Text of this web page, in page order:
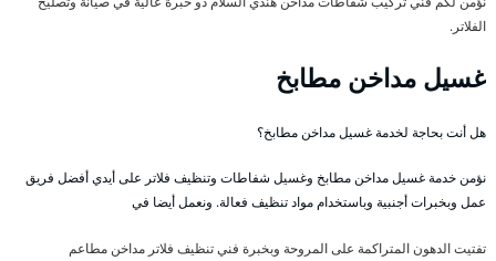
الفلاتر.
غسيل مداخن مطابخ
هل أنت بحاجة لخدمة غسيل مداخن مطابخ؟
نؤمن خدمة غسيل مداخن مطابخ وغسيل شفاطات وتنظيف فلاتر على أيدي أفضل فريق
عمل وبخبرات أجنبية وباستخدام مواد تنظيف فعالة. ونعمل أيضا في
تفتيت الدهون المتراكمة على المروحة وبخبرة فني تنظيف فلاتر مداخن مطاعم